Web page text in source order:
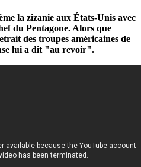
la zizanie aux États-Unis avec
du Pentagone. Alors que
des troupes américaines de
lui a dit "au revoir".